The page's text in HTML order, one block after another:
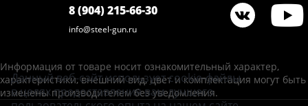
8 (904) 215-66-30
info@steel-gun.ru
Информация от товаре носит ознакомительный характер,
характеристики, внешний вид, цвет и комплектация могут быть
изменены производителем без уведомления.
Данный веб-сайт использует cookie-файлы
в целях предоставления вам лучшего